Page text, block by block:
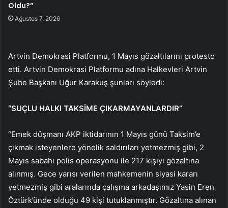
Oldu?”
Ağustos 7, 2026
Artvin Demokrasi Platformu, 1 Mayıs gözaltılarını protesto
etti. Artvin Demokrasi Platformu adına Halkevleri Artvin
Şube Başkanı Uğur Karakuş şunları söyledi:
“SUÇLU HALKI TAKSİME ÇIKARMAYANLARDIR”
“Emek düşmanı AKP iktidarının 1 Mayıs günü Taksim’e
çıkmak isteyenlere yönelik saldırıları yetmezmiş gibi, 2
Mayıs sabahı polis operasyonu ile 217 kişiyi gözaltına
alınmış. Gece yarısı verilen mahkemenin siyasi kararı
yetmezmiş gibi aralarında çalışma arkadaşımız Yasin Eren
Öztürk’ünde olduğu 49 kişi tutuklanmıştır. Gözaltına alınan